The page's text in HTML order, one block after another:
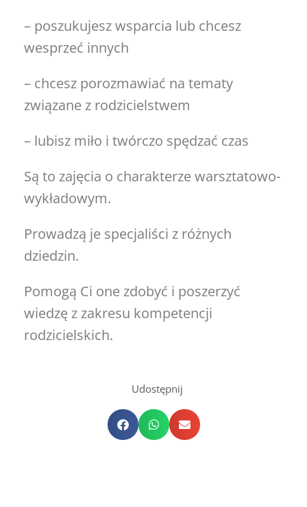
– poszukujesz wsparcia lub chcesz
wesprzeć innych
– chcesz porozmawiać na tematy
związane z rodzicielstwem
– lubisz miło i twórczo spędzać czas
Są to zajęcia o charakterze warsztatowo-
wykładowym.
Prowadzą je specjaliści z różnych
dziedzin.
Pomogą Ci one zdobyć i poszerzyć
wiedzę z zakresu kompetencji
rodzicielskich.
Udostępnij